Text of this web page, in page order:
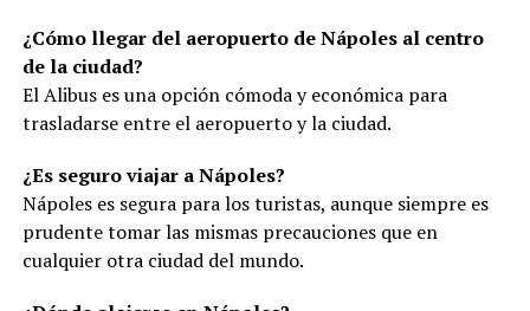
¿Cómo llegar del aeropuerto de Nápoles al centro
de la ciudad?
El Alibus es una opción cómoda y económica para
trasladarse entre el aeropuerto y la ciudad.
¿Es seguro viajar a Nápoles?
Nápoles es segura para los turistas, aunque siempre es
prudente tomar las mismas precauciones que en
cualquier otra ciudad del mundo.